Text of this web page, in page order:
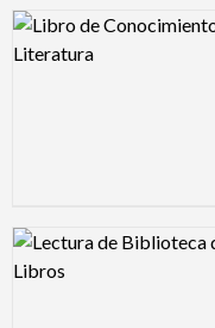
Logo Preview Image
Logo Preview Image